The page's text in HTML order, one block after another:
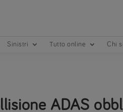
Sinistri Tutto online Chi
ADAS